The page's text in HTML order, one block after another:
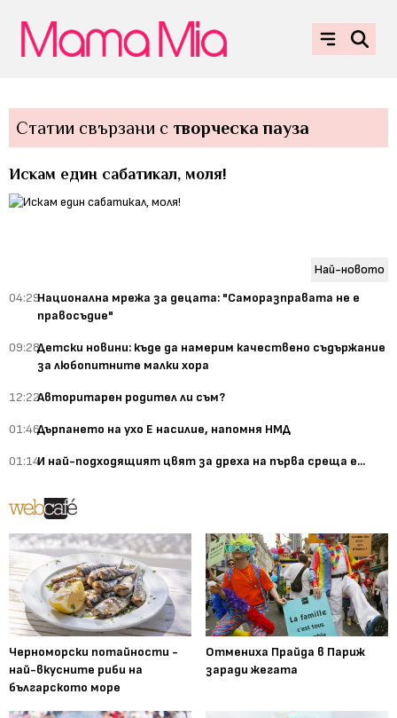
Статии свързани с творческа пауза
Искам един сабатикал, моля!
Най-новото
04:29Национална мрежа за децата: "Саморазправата не е
правосъдие"
09:28Детски новини: къде да намерим качествено съдържание
за любопитните малки хора
12:22Авторитарен родител ли съм?
01:46Дърпането на ухо Е насилие, напомня НМД
01:14И най-подходящият цвят за дреха на първа среща е...
Черноморски потайности -
най-вкусните риби на
българското море
Отмениха Прайда в Париж
заради жегата